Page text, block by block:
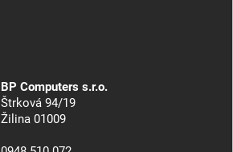
BP Computers s.r.o.
Štrková 94/19
Žilina 01009